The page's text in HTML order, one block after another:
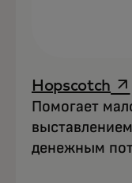
Hopscotch
Помогает
денежным